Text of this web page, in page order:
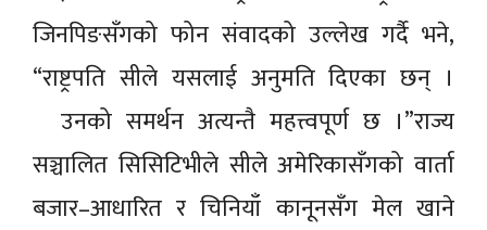
जिनपिङसँगको फोन संवादको उल्लेख गर्दै भने,
“राष्ट्रपति सीले यसलाई अनुमति दिएका छन् ।
उनको समर्थन अत्यन्तै महत्त्वपूर्ण छ ।”राज्य
सञ्चालित सिसिटिभीले सीले अमेरिकासँगको वार्ता
बजार–आधारित र चिनियाँ कानूनसँग मेल खाने